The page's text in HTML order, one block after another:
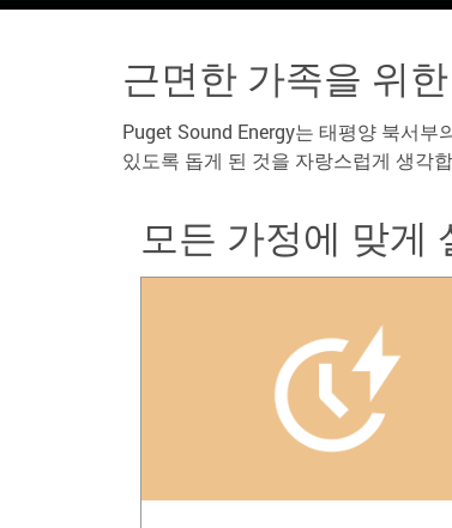
근면한 가족을 위
Puget Sound Energy는 태평양 북서
있도록 돕게 된 것을 자랑스럽게 생각
모든 가정에 맞게